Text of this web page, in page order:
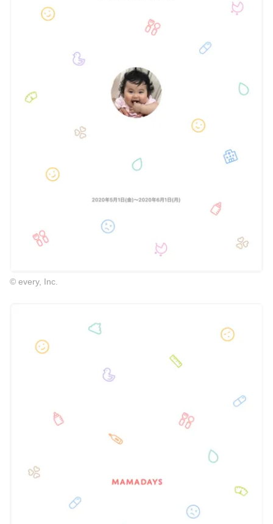
© every, Inc.